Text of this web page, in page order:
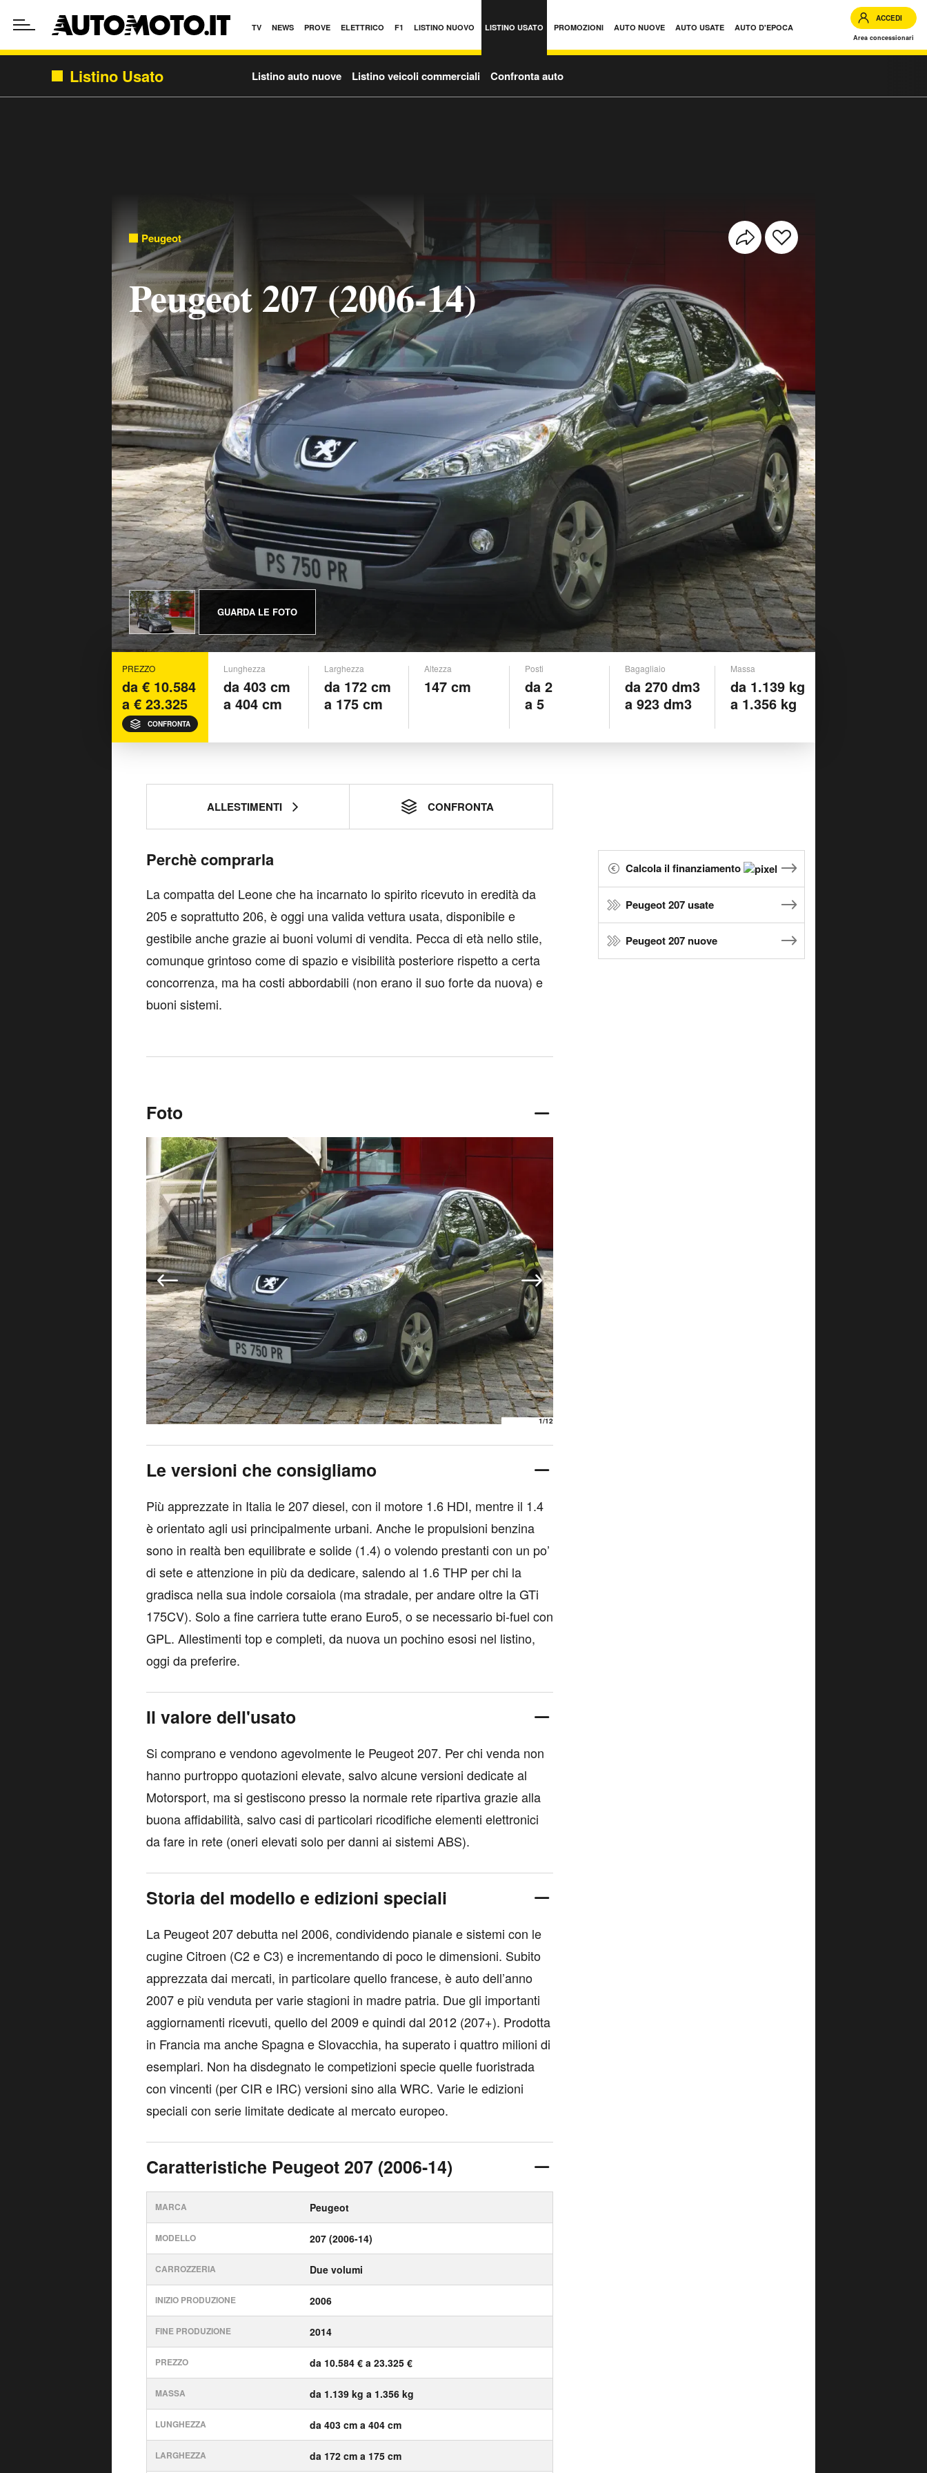
TV NEWS PROVE ELETTRICO F1 LISTINO NUOVO LISTINO USATO PROMOZIONI AUTO NUOVE AUTO USATE AUTO D'EPOCA
ACCEDI
Area concessionari
Listino Usato Listino auto nuove Listino veicoli commerciali Confronta auto
Peugeot
Peugeot 207 (2006-14)
GUARDA LE FOTO
PREZZO
da € 10.584
a € 23.325
CONFRONTA
Lunghezza
da 403 cm
a 404 cm
Larghezza
da 172 cm
a 175 cm
Altezza
147 cm
Posti
da 2
a 5
Bagagliaio
da 270 dm3
a 923 dm3
Massa
da 1.139 kg
a 1.356 kg
ALLESTIMENTI CONFRONTA
Perchè comprarla
La compatta del Leone che ha incarnato lo spirito ricevuto in eredità da
205 e soprattutto 206, è oggi una valida vettura usata, disponibile e
gestibile anche grazie ai buoni volumi di vendita. Pecca di età nello stile,
comunque grintoso come di spazio e visibilità posteriore rispetto a certa
concorrenza, ma ha costi abbordabili (non erano il suo forte da nuova) e
buoni sistemi.
Foto
1/12
Le versioni che consigliamo
Più apprezzate in Italia le 207 diesel, con il motore 1.6 HDI, mentre il 1.4
è orientato agli usi principalmente urbani. Anche le propulsioni benzina
sono in realtà ben equilibrate e solide (1.4) o volendo prestanti con un po’
di sete e attenzione in più da dedicare, salendo al 1.6 THP per chi la
gradisca nella sua indole corsaiola (ma stradale, per andare oltre la GTi
175CV). Solo a fine carriera tutte erano Euro5, o se necessario bi-fuel con
GPL. Allestimenti top e completi, da nuova un pochino esosi nel listino,
oggi da preferire.
Il valore dell'usato
Si comprano e vendono agevolmente le Peugeot 207. Per chi venda non
hanno purtroppo quotazioni elevate, salvo alcune versioni dedicate al
Motorsport, ma si gestiscono presso la normale rete ripartiva grazie alla
buona affidabilità, salvo casi di particolari ricodifiche elementi elettronici
da fare in rete (oneri elevati solo per danni ai sistemi ABS).
Storia del modello e edizioni speciali
La Peugeot 207 debutta nel 2006, condividendo pianale e sistemi con le
cugine Citroen (C2 e C3) e incrementando di poco le dimensioni. Subito
apprezzata dai mercati, in particolare quello francese, è auto dell’anno
2007 e più venduta per varie stagioni in madre patria. Due gli importanti
aggiornamenti ricevuti, quello del 2009 e quindi dal 2012 (207+). Prodotta
in Francia ma anche Spagna e Slovacchia, ha superato i quattro milioni di
esemplari. Non ha disdegnato le competizioni specie quelle fuoristrada
con vincenti (per CIR e IRC) versioni sino alla WRC. Varie le edizioni
speciali con serie limitate dedicate al mercato europeo.
Caratteristiche Peugeot 207 (2006-14)
MARCA Peugeot
MODELLO 207 (2006-14)
CARROZZERIA Due volumi
INIZIO PRODUZIONE 2006
FINE PRODUZIONE 2014
PREZZO da 10.584 € a 23.325 €
MASSA da 1.139 kg a 1.356 kg
LUNGHEZZA da 403 cm a 404 cm
LARGHEZZA da 172 cm a 175 cm
Calcola il finanziamento
Peugeot 207 usate
Peugeot 207 nuove